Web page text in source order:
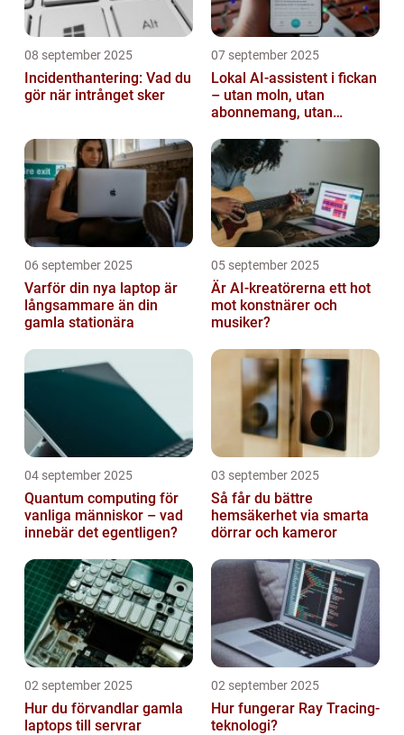
08 september 2025
Incidenthantering: Vad du
gör när intrånget sker
07 september 2025
Lokal AI-assistent i fickan
– utan moln, utan
abonnemang, utan
06 september 2025
Varför din nya laptop är
långsammare än din
gamla stationära
05 september 2025
Är AI-kreatörerna ett hot
mot konstnärer och
musiker?
04 september 2025
Quantum computing för
vanliga människor – vad
innebär det egentligen?
03 september 2025
Så får du bättre
hemsäkerhet via smarta
dörrar och kameror
02 september 2025
Hur du förvandlar gamla
laptops till servrar
02 september 2025
Hur fungerar Ray Tracing-
teknologi?